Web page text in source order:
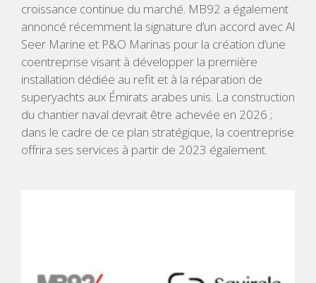
croissance continue du marché. MB92 a également
annoncé récemment la signature d’un accord avec Al
Seer Marine et P&O Marinas pour la création d’une
coentreprise visant à développer la première
installation dédiée au refit et à la réparation de
superyachts aux Émirats arabes unis. La construction
du chantier naval devrait être achevée en 2026 ;
dans le cadre de ce plan stratégique, la coentreprise
offrira ses services à partir de 2023 également.